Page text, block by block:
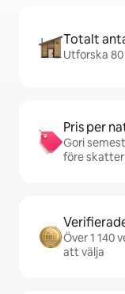
Totalt
Utforska
Pris per
Gori
före
Över 1 140
att välja